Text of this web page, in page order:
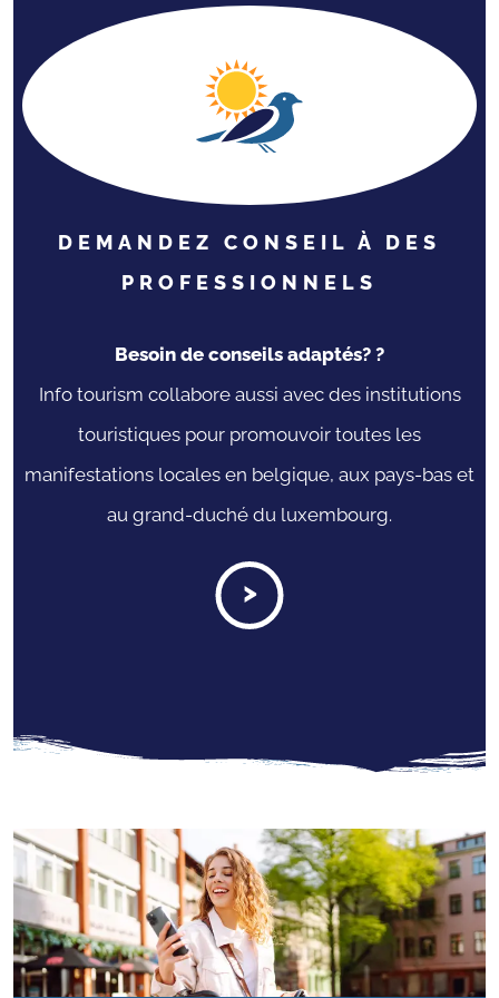
chaque année le début de l'été à Eupen. Ces
festivités s'inscrivent dans le cadre de «
Sommer in Eupen », un programme estival
riche en activités culturelles, musicales et
récréatives qui anime la ville tout au long de la
saison. Entre patrimoine, gastronomie,
shopping et nature, Eupen constitue une
destination idéale pour une escapade dans les
Cantons de l'Est. Plus d'informations :
DEMANDEZ CONSEIL À DES
PROFESSIONNELS
Besoin de conseils adaptés? ?
Info tourism collabore aussi avec des institutions
touristiques pour promouvoir toutes les
manifestations locales en belgique, aux pays-bas et
au grand-duché du luxembourg.
>